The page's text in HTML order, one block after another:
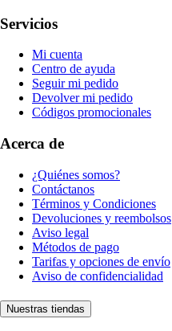
Servicios
Mi cuenta
Centro de ayuda
Seguir mi pedido
Devolver mi pedido
Códigos promocionales
Acerca de
¿Quiénes somos?
Contáctanos
Términos y Condiciones
Devoluciones y reembolsos
Aviso legal
Métodos de pago
Tarifas y opciones de envío
Aviso de confidencialidad
Nuestras tiendas